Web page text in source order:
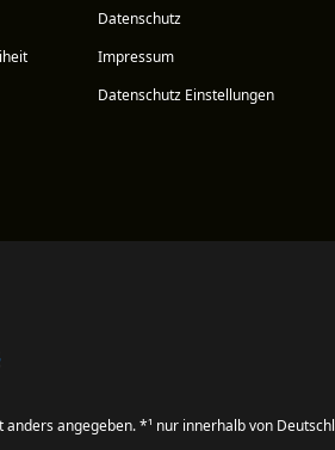
Datenschutz
Impressum
Datenschutz Einstellungen
angegeben. *¹ nur innerhalb von